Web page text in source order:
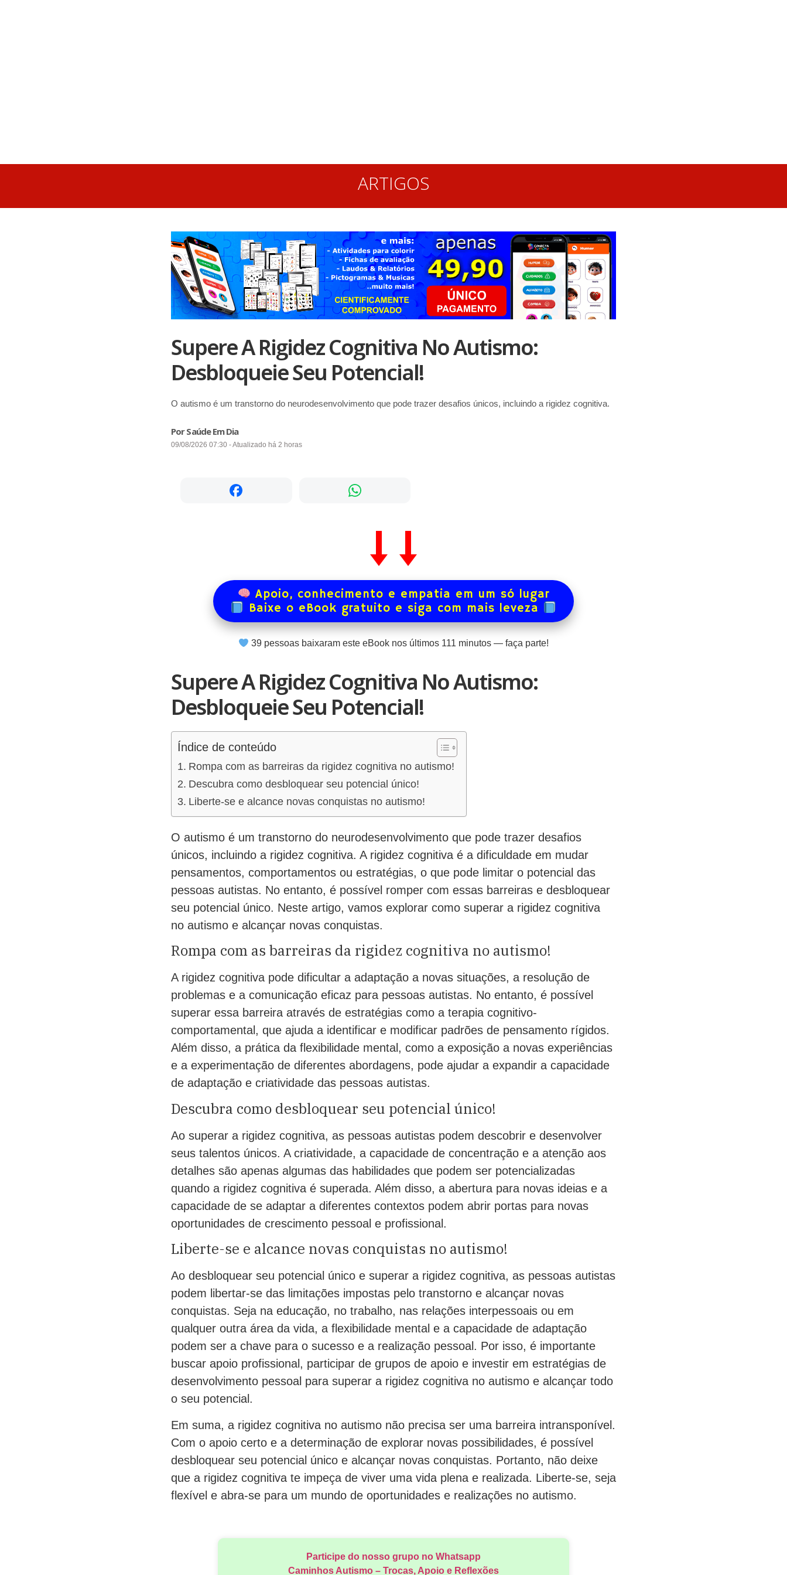
ARTIGOS
Supere A Rigidez Cognitiva No Autismo:
Desbloqueie Seu Potencial!
O autismo é um transtorno do neurodesenvolvimento que pode trazer desafios únicos, incluindo a rigidez cognitiva.
Por Saúde Em Dia
09/08/2026 07:30 - Atualizado há 2 horas
Apoio, conhecimento e empatia em um só lugar
Baixe o eBook gratuito e siga com mais leveza
39 pessoas baixaram este eBook nos últimos 111 minutos — faça parte!
Supere A Rigidez Cognitiva No Autismo:
Desbloqueie Seu Potencial!
Índice de conteúdo
Rompa com as barreiras da rigidez cognitiva no autismo!
Descubra como desbloquear seu potencial único!
Liberte-se e alcance novas conquistas no autismo!
O autismo é um transtorno do neurodesenvolvimento que pode trazer desafios
únicos, incluindo a rigidez cognitiva. A rigidez cognitiva é a dificuldade em mudar
pensamentos, comportamentos ou estratégias, o que pode limitar o potencial das
pessoas autistas. No entanto, é possível romper com essas barreiras e desbloquear
seu potencial único. Neste artigo, vamos explorar como superar a rigidez cognitiva
no autismo e alcançar novas conquistas.
Rompa com as barreiras da rigidez cognitiva no autismo!
A rigidez cognitiva pode dificultar a adaptação a novas situações, a resolução de
problemas e a comunicação eficaz para pessoas autistas. No entanto, é possível
superar essa barreira através de estratégias como a terapia cognitivo-
comportamental, que ajuda a identificar e modificar padrões de pensamento rígidos.
Além disso, a prática da flexibilidade mental, como a exposição a novas experiências
e a experimentação de diferentes abordagens, pode ajudar a expandir a capacidade
de adaptação e criatividade das pessoas autistas.
Descubra como desbloquear seu potencial único!
Ao superar a rigidez cognitiva, as pessoas autistas podem descobrir e desenvolver
seus talentos únicos. A criatividade, a capacidade de concentração e a atenção aos
detalhes são apenas algumas das habilidades que podem ser potencializadas
quando a rigidez cognitiva é superada. Além disso, a abertura para novas ideias e a
capacidade de se adaptar a diferentes contextos podem abrir portas para novas
oportunidades de crescimento pessoal e profissional.
Liberte-se e alcance novas conquistas no autismo!
Ao desbloquear seu potencial único e superar a rigidez cognitiva, as pessoas autistas
podem libertar-se das limitações impostas pelo transtorno e alcançar novas
conquistas. Seja na educação, no trabalho, nas relações interpessoais ou em
qualquer outra área da vida, a flexibilidade mental e a capacidade de adaptação
podem ser a chave para o sucesso e a realização pessoal. Por isso, é importante
buscar apoio profissional, participar de grupos de apoio e investir em estratégias de
desenvolvimento pessoal para superar a rigidez cognitiva no autismo e alcançar todo
o seu potencial.
Em suma, a rigidez cognitiva no autismo não precisa ser uma barreira intransponível.
Com o apoio certo e a determinação de explorar novas possibilidades, é possível
desbloquear seu potencial único e alcançar novas conquistas. Portanto, não deixe
que a rigidez cognitiva te impeça de viver uma vida plena e realizada. Liberte-se, seja
flexível e abra-se para um mundo de oportunidades e realizações no autismo.
Participe do nosso grupo no Whatsapp
Caminhos Autismo – Trocas, Apoio e Reflexões